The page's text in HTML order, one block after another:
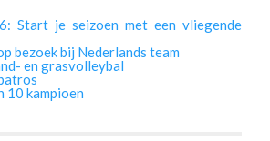
Start je seizoen met een vliegende
bezoek bij Nederlands team
en grasvolleybal
10 kampioen